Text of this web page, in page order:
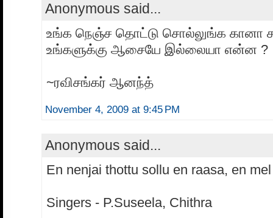
Anonymous said...
உங்க நெஞ்ச தொட்டு சொல்லுங்க கானா
உங்களுக்கு ஆசையே இல்லையா என்ன ?
~ரவிசங்கர் ஆனந்த்
November 4, 2009 at 9:45 PM
Anonymous said...
En nenjai thottu sollu en raasa, en
Singers - P.Suseela, Chithra